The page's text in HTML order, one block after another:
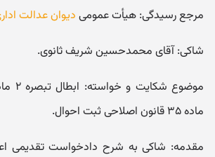
مرجع رسیدگی: هیأت عمومی دیوان عدالت
شاکی: آقای محمدحسین شریف ثانوی.
ماده ۳۵ قانون اصلاحی ثبت احوال.
مقدمه: شاکی به شرح دادخواست تقدیمی